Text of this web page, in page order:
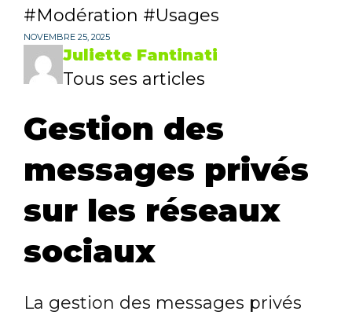
Modération
Usages
NOVEMBRE 25, 2025
Juliette Fantinati
Tous ses articles
Gestion des
messages privés
sur les réseaux
sociaux
La gestion des messages privés